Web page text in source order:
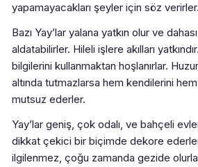
yapamayacakları şeyler için söz verirler.
Bazı Yay’lar yalana yatkın olur ve
aldatabilirler. Hileli işlere akılları
bilgilerini kullanmaktan hoşlanırlar.
altında tutmazlarsa hem kendilerini
mutsuz ederler.
Yay’lar geniş, çok odalı, ve bahçeli
dikkat çekici bir biçimde dekore
ilgilenmez, çoğu zamanda gezide